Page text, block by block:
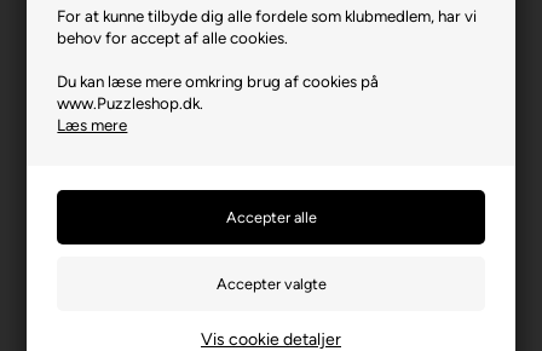
For at kunne tilbyde dig alle fordele som klubmedlem, har vi
behov for accept af alle cookies.
Du kan læse mere omkring brug af cookies på
www.Puzzleshop.dk.
Læs mere
Vis cookie detaljer
Længde i cm (ca.)
68
Brikstørrelse i cm² (ca.)
Producentadresse
Producent hjemmeside
Advarsler
Ikke til børn under 3 år.